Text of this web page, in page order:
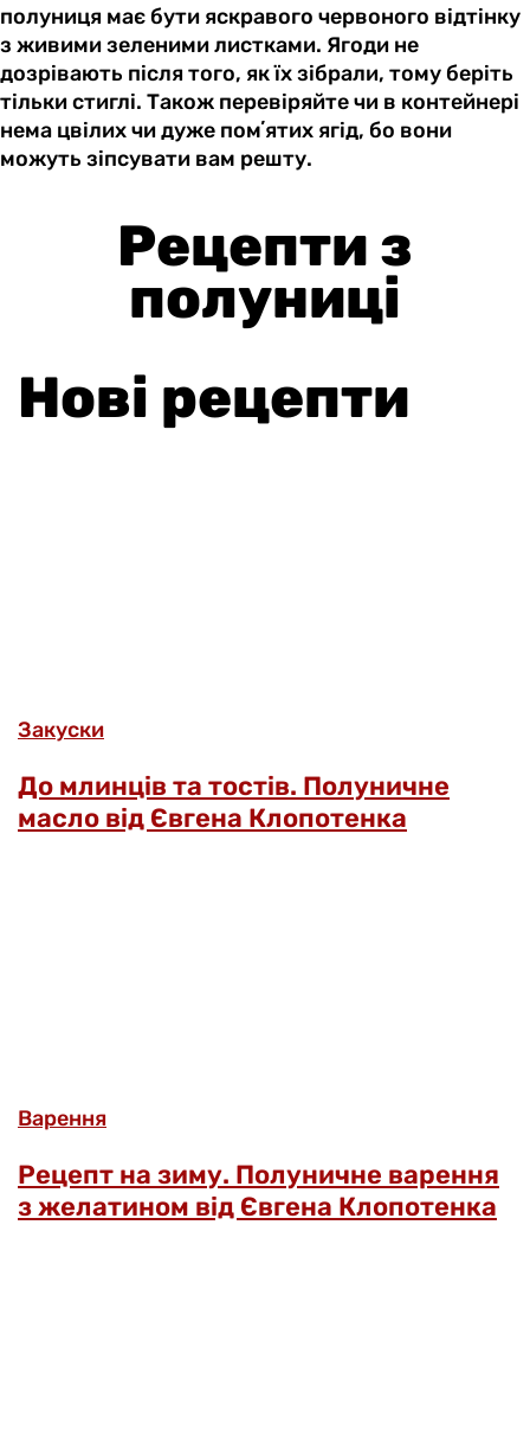
полуниця має бути яскравого червоного відтінку
з живими зеленими листками. Ягоди не
дозрівають після того, як їх зібрали, тому беріть
тільки стиглі. Також перевіряйте чи в контейнері
нема цвілих чи дуже помʼятих ягід, бо вони
можуть зіпсувати вам решту.
Рецепти з
полуниці
Нові рецепти
Закуски
До млинців та тостів. Полуничне
масло від Євгена Клопотенка
Варення
Рецепт на зиму. Полуничне варення
з желатином від Євгена Клопотенка